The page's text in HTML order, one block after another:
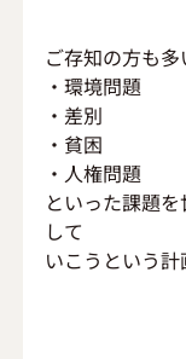
ご存知の方も
・環境問題
・差別
・貧困
・人権問題
といった課題
して
いこうという